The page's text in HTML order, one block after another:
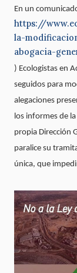
En un
https://
la-
abogacia-
) Ecologistas en
seguidos para
alegaciones
los informes de
propia Dirección
paralice su
única, que